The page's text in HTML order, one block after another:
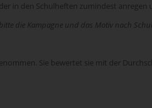
in den Schulheften zumindest anregen
die Kampagne und das Motiv nach
Sie bewertet sie mit der